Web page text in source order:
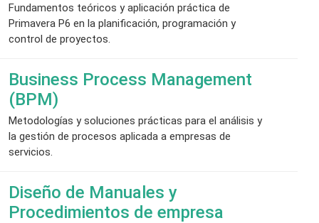
Fundamentos teóricos y aplicación práctica de
Primavera P6 en la planificación, programación y
control de proyectos.
Business Process Management
(BPM)
Metodologías y soluciones prácticas para el análisis y
la gestión de procesos aplicada a empresas de
servicios.
Diseño de Manuales y
Procedimientos de empresa